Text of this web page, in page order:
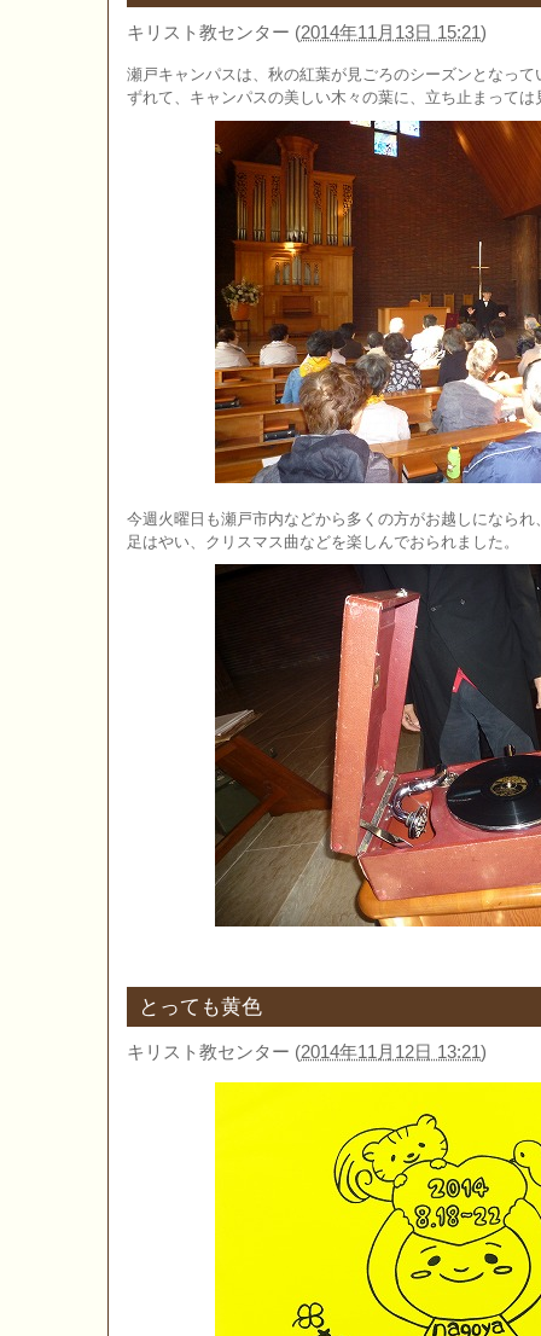
キリスト教センター (2014年11月13日 15:21)
瀬戸キャンパスは、秋の紅葉が見ごろのシーズンとなっ
ずれて、キャンパスの美しい木々の葉に、立ち止まって
今週火曜日も瀬戸市内などから多くの方がお越しになら
足はやい、クリスマス曲などを楽しんでおられました。
とっても黄色
キリスト教センター (2014年11月12日 13:21)